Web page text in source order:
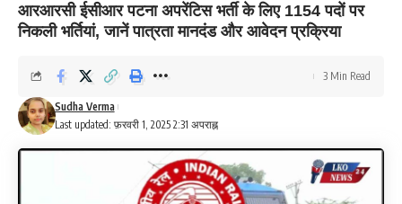
आरआरसी ईसीआर पटना अपरेंटिस भर्ती के लिए 1154 पदों पर
निकली भर्तियां, जानें पात्रता मानदंड और आवेदन प्रक्रिया
Last updated: फ़रवरी 1, 2025 2:31 अपराह्न
Sudha Verma
3 Min Read